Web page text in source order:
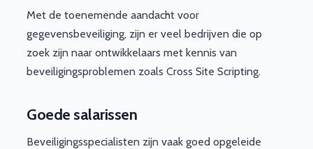
Met de toenemende aandacht voor
gegevensbeveiliging, zijn er veel bedrijven die op
zoek zijn naar ontwikkelaars met kennis van
beveiligingsproblemen zoals Cross Site Scripting.
Goede salarissen
Beveiligingsspecialisten zijn vaak goed opgeleide